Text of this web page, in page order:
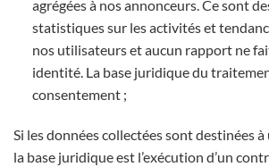
agrégées à nos annonceurs. Ce sont
statistiques sur les activités et
nos utilisateurs et aucun rapport ne
identité. La base juridique du
consentement ;
Si les données collectées sont destinées
la base juridique est l’exécution d’un